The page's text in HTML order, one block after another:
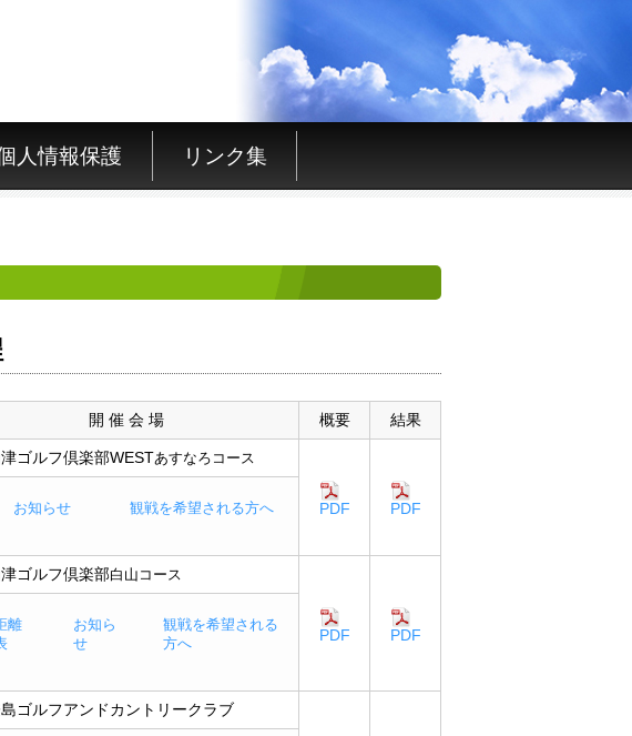
人情報保護 リンク集
開 催 会 場 概要 結果
ゴルフ倶楽部WESTあすなろコース
PDF PDF
お知らせ 観戦を希望される方へ
ゴルフ倶楽部白山コース
PDF PDF
離
お知ら
せ
観戦を希望される
方へ
ゴルフアンドカントリークラブ